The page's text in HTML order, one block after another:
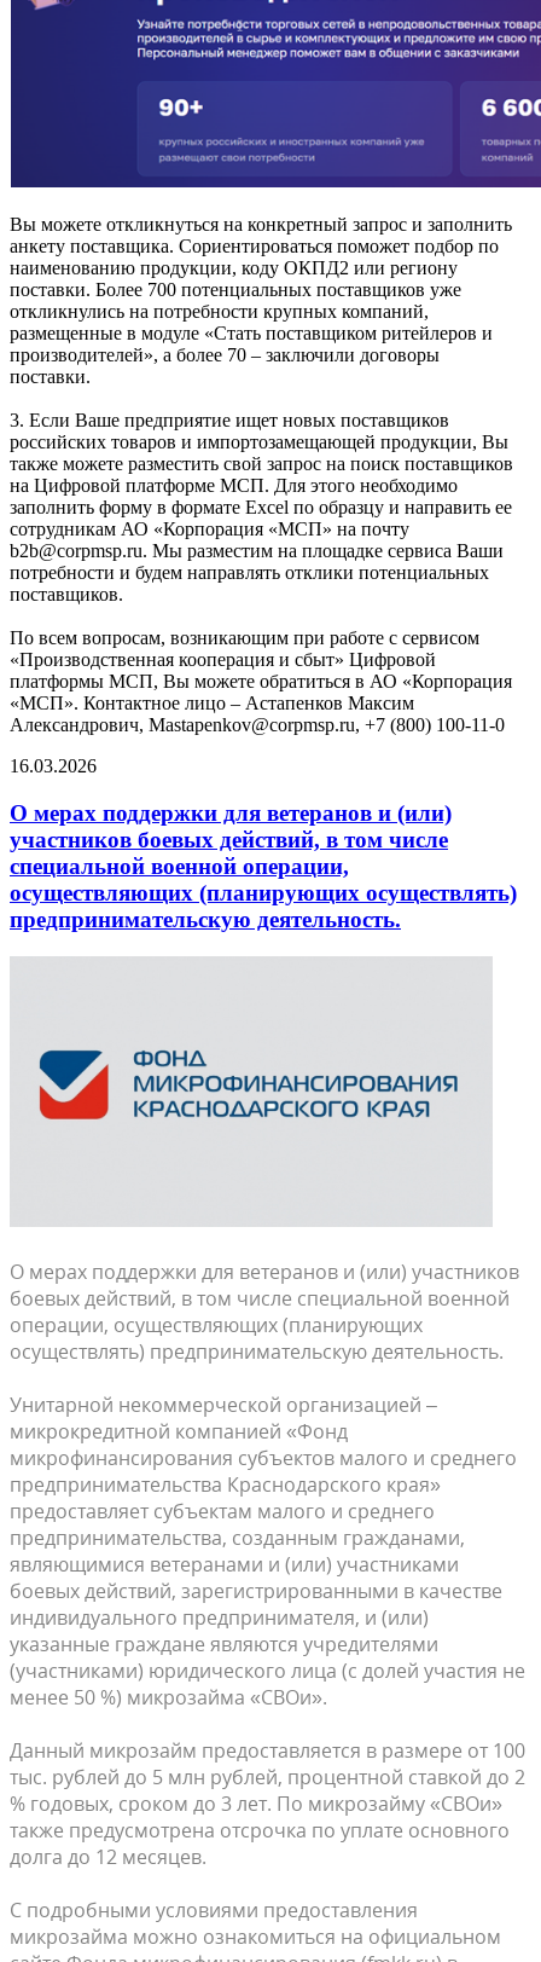
Вы можете откликнуться на конкретный запрос и заполнить
анкету поставщика. Сориентироваться поможет подбор по
наименованию продукции, коду ОКПД2 или региону
поставки. Более 700 потенциальных поставщиков уже
откликнулись на потребности крупных компаний,
размещенные в модуле «Стать поставщиком ритейлеров и
производителей», а более 70 – заключили договоры
поставки.
3. Если Ваше предприятие ищет новых поставщиков
российских товаров и импортозамещающей продукции, Вы
также можете разместить свой запрос на поиск поставщиков
на Цифровой платформе МСП. Для этого необходимо
заполнить форму в формате Excel по образцу и направить ее
сотрудникам АО «Корпорация «МСП» на почту
b2b@corpmsp.ru. Мы разместим на площадке сервиса Ваши
потребности и будем направлять отклики потенциальных
поставщиков.
По всем вопросам, возникающим при работе с сервисом
«Производственная кооперация и сбыт» Цифровой
платформы МСП, Вы можете обратиться в АО «Корпорация
«МСП». Контактное лицо – Астапенков Максим
Александрович, Mastapenkov@corpmsp.ru, +7 (800) 100-11-0
16.03.2026
О мерах поддержки для ветеранов и (или)
участников боевых действий, в том числе
специальной военной операции,
осуществляющих (планирующих осуществлять)
предпринимательскую деятельность.
О мерах поддержки для ветеранов и (или) участников
боевых действий, в том числе специальной военной
операции, осуществляющих (планирующих
осуществлять) предпринимательскую деятельность.
Унитарной некоммерческой организацией –
микрокредитной компанией «Фонд
микрофинансирования субъектов малого и среднего
предпринимательства Краснодарского края»
предоставляет субъектам малого и среднего
предпринимательства, созданным гражданами,
являющимися ветеранами и (или) участниками
боевых действий, зарегистрированными в качестве
индивидуального предпринимателя, и (или)
указанные граждане являются учредителями
(участниками) юридического лица (с долей участия не
менее 50 %) микрозайма «СВОи».
Данный микрозайм предоставляется в размере от 100
тыс. рублей до 5 млн рублей, процентной ставкой до 2
% годовых, сроком до 3 лет. По микрозайму «СВОи»
также предусмотрена отсрочка по уплате основного
долга до 12 месяцев.
С подробными условиями предоставления
микрозайма можно ознакомиться на официальном